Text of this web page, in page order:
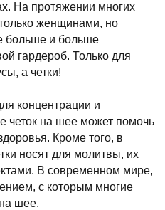
На протяжении многих
женщинами, но
больше и больше
гардероб. Только для
а четки!
концентрации и
четок на шее может помочь
Кроме того, в
носят для молитвы, их
В современном мире,
с которым многие
шее.